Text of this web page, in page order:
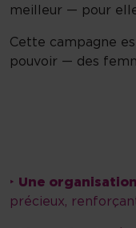
meilleur — pour
Cette campagne
pouvoir — des
‣ Une
précieux,